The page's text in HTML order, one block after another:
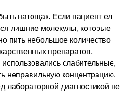
натощак. Если пациент ел
лишние молекулы, которые
пить небольшое количество
препаратов,
слабительные,
неправильную концентрацию.
лабораторной диагностикой не